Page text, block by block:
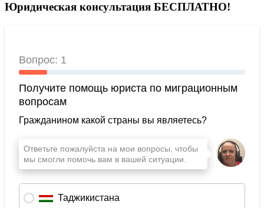
Юридическая консультация БЕСПЛАТНО!